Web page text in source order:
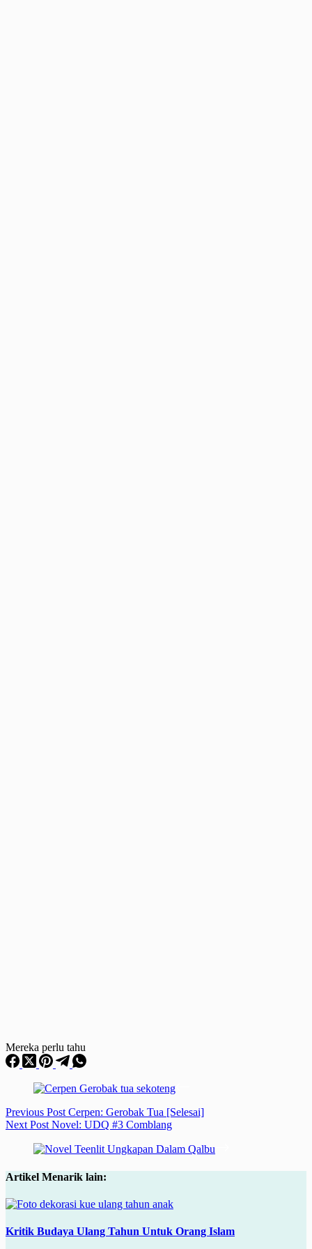
Mereka perlu tahu
Previous Post Cerpen: Gerobak Tua [Selesai]
Next Post Novel: UDQ #3 Comblang
Artikel Menarik lain:
Kritik Budaya Ulang Tahun Untuk Orang Islam